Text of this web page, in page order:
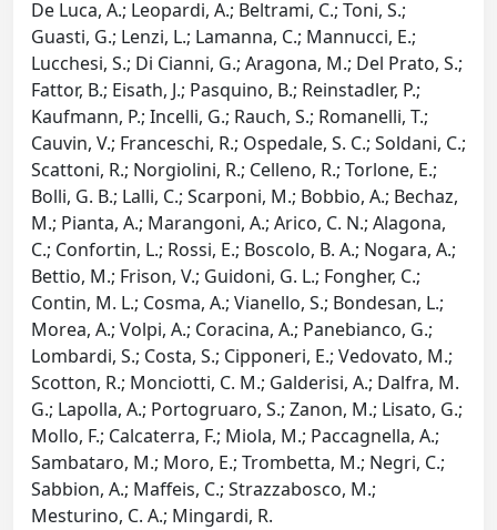
De Luca, A.; Leopardi, A.; Beltrami, C.; Toni, S.;
Guasti, G.; Lenzi, L.; Lamanna, C.; Mannucci, E.;
Lucchesi, S.; Di Cianni, G.; Aragona, M.; Del Prato, S.;
Fattor, B.; Eisath, J.; Pasquino, B.; Reinstadler, P.;
Kaufmann, P.; Incelli, G.; Rauch, S.; Romanelli, T.;
Cauvin, V.; Franceschi, R.; Ospedale, S. C.; Soldani, C.;
Scattoni, R.; Norgiolini, R.; Celleno, R.; Torlone, E.;
Bolli, G. B.; Lalli, C.; Scarponi, M.; Bobbio, A.; Bechaz,
M.; Pianta, A.; Marangoni, A.; Arico, C. N.; Alagona,
C.; Confortin, L.; Rossi, E.; Boscolo, B. A.; Nogara, A.;
Bettio, M.; Frison, V.; Guidoni, G. L.; Fongher, C.;
Contin, M. L.; Cosma, A.; Vianello, S.; Bondesan, L.;
Morea, A.; Volpi, A.; Coracina, A.; Panebianco, G.;
Lombardi, S.; Costa, S.; Cipponeri, E.; Vedovato, M.;
Scotton, R.; Monciotti, C. M.; Galderisi, A.; Dalfra, M.
G.; Lapolla, A.; Portogruaro, S.; Zanon, M.; Lisato, G.;
Mollo, F.; Calcaterra, F.; Miola, M.; Paccagnella, A.;
Sambataro, M.; Moro, E.; Trombetta, M.; Negri, C.;
Sabbion, A.; Maffeis, C.; Strazzabosco, M.;
Mesturino, C. A.; Mingardi, R.